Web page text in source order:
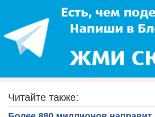
Читайте также: